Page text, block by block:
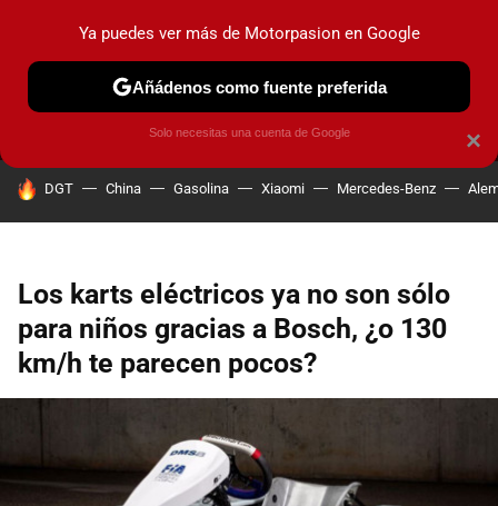
MENÚ NUEVO
COCHES ELÉCTRICOS OBSERVATORIO
HOY SE HABLA DE
DGT China Gasolina Xiaomi Mercedes-Benz
Los karts eléctricos ya no son sólo
para niños gracias a Bosch, ¿o 130
km/h te parecen pocos?
×
Ya puedes ver más de Motorpasion en Google
Añádenos como fuente preferida
Solo necesitas una cuenta de Google